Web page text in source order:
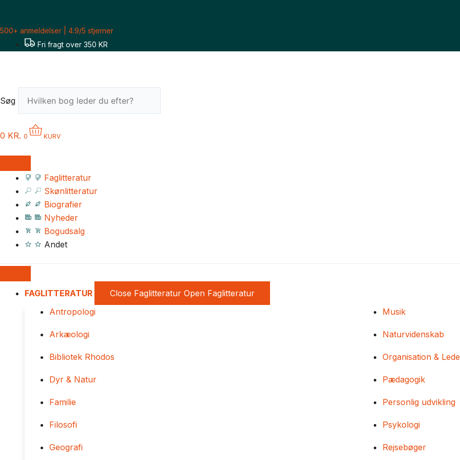
indholdet
500+ anmeldelser | 4.9/5 stjerner
Fri fragt over 350 KR
Søg
0 KR. 0 KURV
Faglitteratur
Skønlitteratur
Biografier
Nyheder
Bogudsalg
Andet
FAGLITTERATUR Close Faglitteratur Open Faglitteratur
Antropologi
Arkæologi
Bibliotek Rhodos
Dyr & Natur
Familie
Filosofi
Geografi
Musik
Naturvidenskab
Organisation &
Pædagogik
Personlig udvikling
Psykologi
Rejsebøger